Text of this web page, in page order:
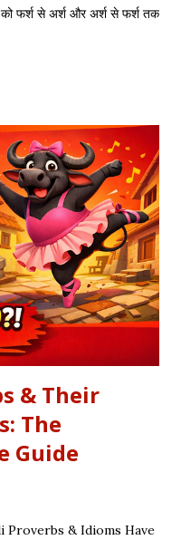
फर्श से अर्श और अर्श से फर्श तक
अली खान साहब ने तुम्हें
का फर्क समझाया, उसी तरह यह
है। इस लेख में हम इस कालजयी
शब्दार्थ को विस्तार से समझेंगे।
& Their
The
Guide
Proverbs & Idioms Have